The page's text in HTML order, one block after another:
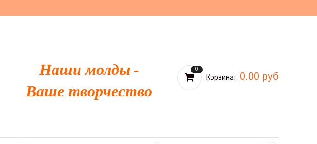
Наши молды -
Ваше творчество
0
Корзина: 0.00 руб